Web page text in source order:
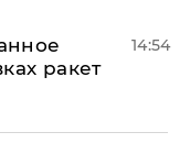
ракет
14:54